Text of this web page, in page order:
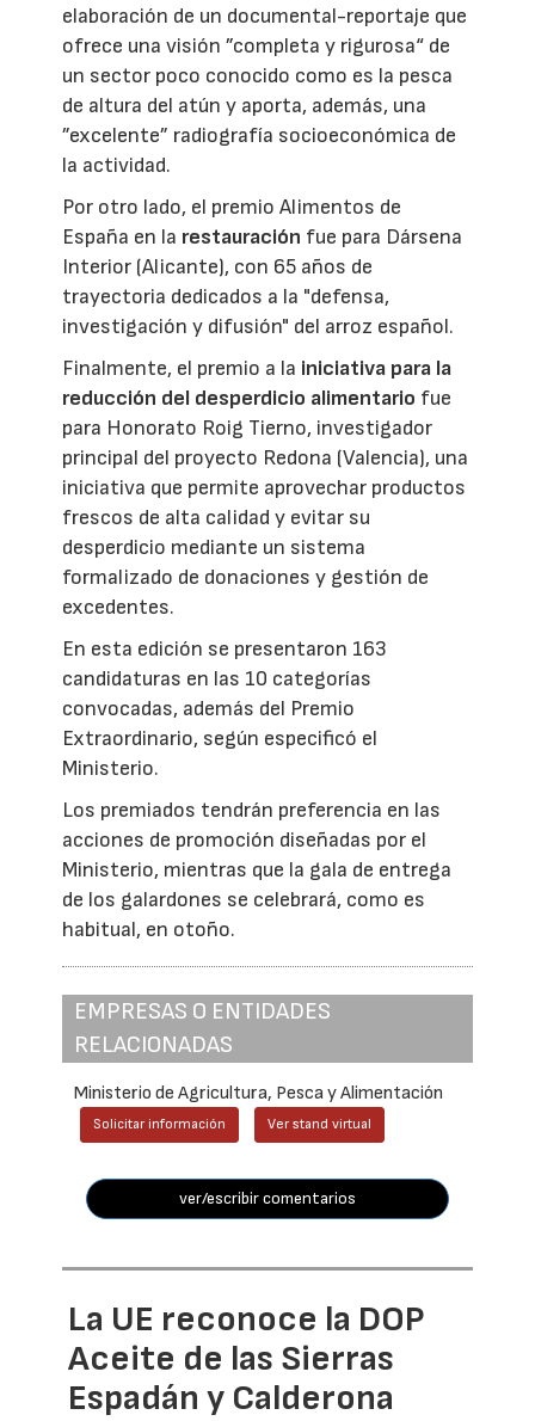
elaboración de un documental-reportaje que
ofrece una visión ”completa y rigurosa“ de
un sector poco conocido como es la pesca
de altura del atún y aporta, además, una
”excelente” radiografía socioeconómica de
la actividad.
Por otro lado, el premio Alimentos de
España en la restauración fue para Dársena
Interior (Alicante), con 65 años de
trayectoria dedicados a la "defensa,
investigación y difusión" del arroz español.
Finalmente, el premio a la iniciativa para la
reducción del desperdicio alimentario fue
para Honorato Roig Tierno, investigador
principal del proyecto Redona (Valencia), una
iniciativa que permite aprovechar productos
frescos de alta calidad y evitar su
desperdicio mediante un sistema
formalizado de donaciones y gestión de
excedentes.
En esta edición se presentaron 163
candidaturas en las 10 categorías
convocadas, además del Premio
Extraordinario, según especificó el
Ministerio.
Los premiados tendrán preferencia en las
acciones de promoción diseñadas por el
Ministerio, mientras que la gala de entrega
de los galardones se celebrará, como es
habitual, en otoño.
EMPRESAS O ENTIDADES
RELACIONADAS
Ministerio de Agricultura, Pesca y Alimentación
Solicitar información Ver stand virtual
ver/escribir comentarios
La UE reconoce la DOP
Aceite de las Sierras
Espadán y Calderona